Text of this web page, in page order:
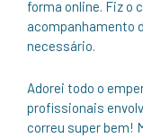
forma online. Fiz o
acompanhamento
necessário.
Adorei todo o
profissionais
correu super bem!